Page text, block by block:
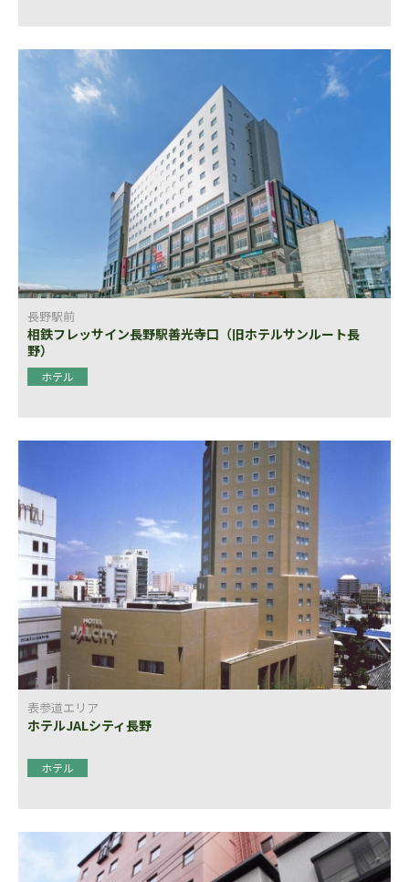
長野駅前
相鉄フレッサイン長野駅善光寺口（旧ホテルサンルート長
野）
ホテル
表参道エリア
ホテルJALシティ長野
ホテル